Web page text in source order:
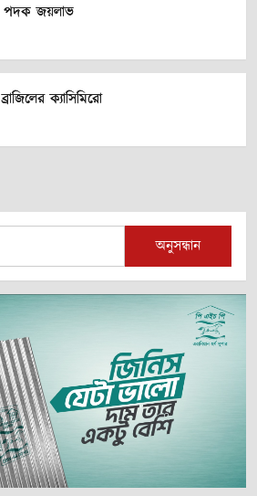
পদক জয়লাভ
ক্যাসিমিরো